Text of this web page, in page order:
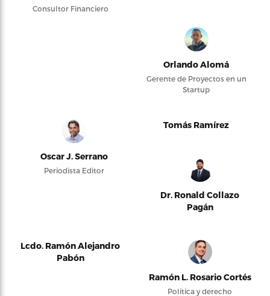
Consultor Financiero
Orlando Alomá
Gerente de Proyectos en un
Startup
Oscar J. Serrano
Periodista Editor
Tomás Ramírez
Dr. Ronald Collazo
Pagán
Lcdo. Ramón Alejandro
Pabón
Ramón L. Rosario Cortés
Política y derecho